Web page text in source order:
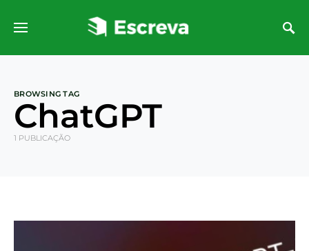
BROWSING TAG
ChatGPT
1 PUBLICAÇÃO